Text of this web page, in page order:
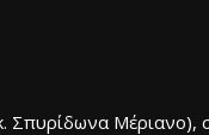
Σπυρίδωνα Μέριανο),